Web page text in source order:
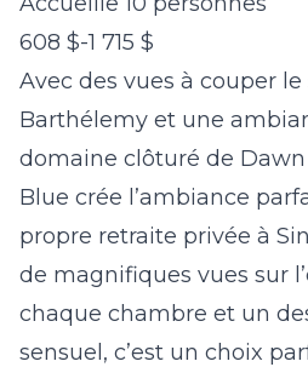
608 $-1 715 $
Avec des vues à couper
Barthélemy et une
domaine clôturé de Dawn
Blue crée l’ambiance
propre retraite privée à
de magnifiques vues sur
chaque chambre et un
sensuel, c’est un choix